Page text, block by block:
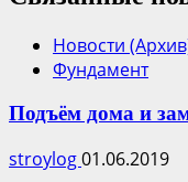
Новости
Фундамент
Подъём дома и
stroylog01.06.2019